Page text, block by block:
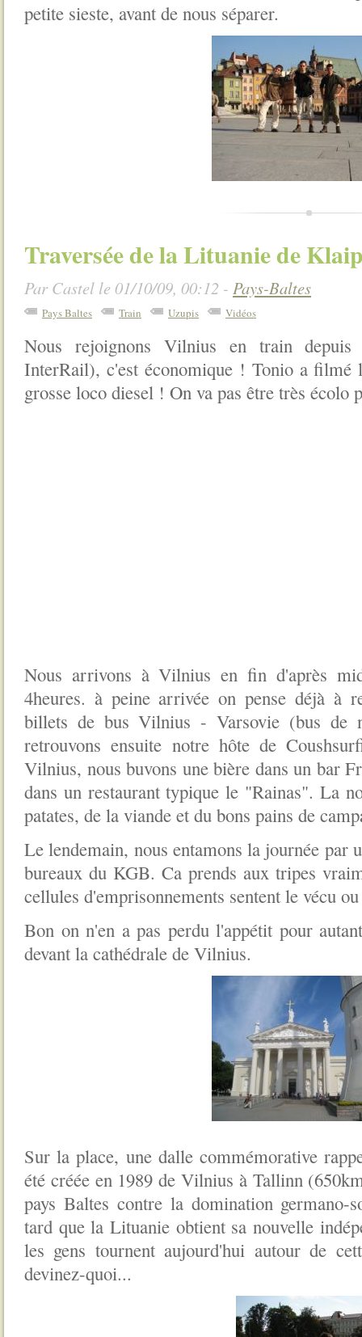
petite sieste, avant de nous séparer.
Traversée de la Lituanie de
Par Castel le 01/10/09, 00:12 - Pays-Baltes
Pays Baltes Train Uzupis Vidéos
Nous rejoignons Vilnius en train
InterRail), c'est économique ! Tonio a filmé
grosse loco diesel ! On va pas être très écolo
Nous arrivons à Vilnius en fin d'après
4heures. à peine arrivée on pense déjà à
billets de bus Vilnius - Varsovie (bus de
retrouvons ensuite notre hôte de
Vilnius, nous buvons une bière dans un bar
dans un restaurant typique le "Rainas". La
patates, de la viande et du bons pains de
Le lendemain, nous entamons la journée par
bureaux du KGB. Ca prends aux tripes
cellules d'emprisonnements sentent le vécu
Bon on n'en a pas perdu l'appétit pour
devant la cathédrale de Vilnius.
Sur la place, une dalle commémorative
été créée en 1989 de Vilnius à Tallinn
pays Baltes contre la domination germano-
tard que la Lituanie obtient sa nouvelle
les gens tournent aujourd'hui autour de
devinez-quoi...